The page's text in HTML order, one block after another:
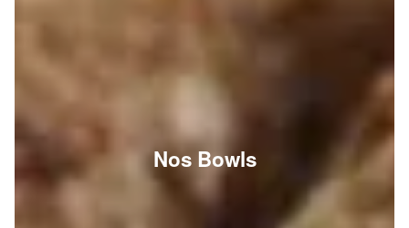
Nos Bowls